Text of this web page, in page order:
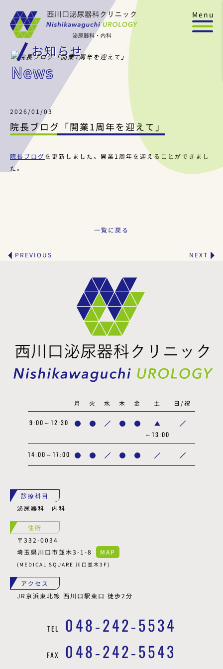
Menu
お知らせ
News
2026/01/03
院長ブログ「開業1周年を迎えて」
院長ブログを更新しました。開業1周年を迎えることができまし
た。
PREVIOUS NEXT
一覧に戻る
月 火 水 木 金 土 日/祝
9:00～12:30
～13:00
14:00～17:00
診療科目
泌尿器科 内科
住所
〒332-0034
埼玉県川口市並木3-1-8
MAP
(MEDICAL SQUARE 川口並木3F)
アクセス
JR京浜東北線 西川口駅東口 徒歩2分
TEL 048-242-5534
FAX 048-242-5543